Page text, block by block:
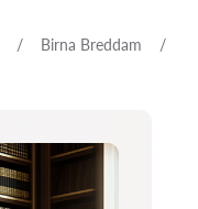
Birna Breddam